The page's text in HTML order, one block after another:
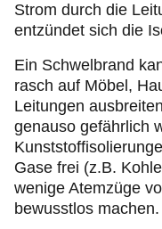
Strom durch die
entzündet sich die
Ein Schwelbrand
rasch auf Möbel,
Leitungen
genauso gefährlich
Gase frei (z.B.
wenige Atemzüge
bewusstlos machen.